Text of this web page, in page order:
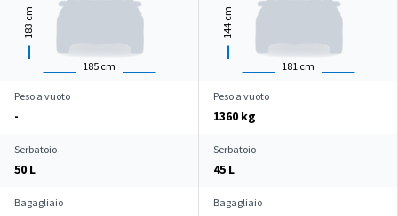
185 cm
183
cm
181 cm
144
cm
Peso a vuoto
-
Peso a vuoto
1360 kg
Serbatoio
50 L
Serbatoio
45 L
Bagagliaio Bagagliaio